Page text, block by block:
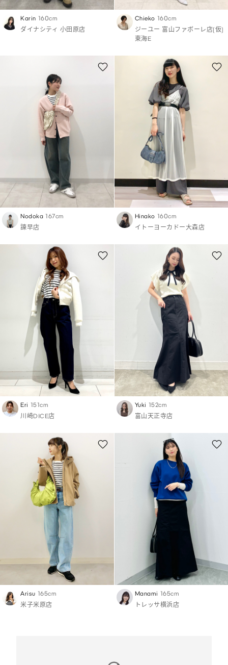
Karin 160cm
ダイナシティ 小田原店
Chieko 160cm
ジーユー 富山ファボーレ店(仮)
東海E
Nodoka 167cm
諫早店
Hinako 160cm
イトーヨーカドー大森店
Eri 151cm
川崎DICE店
Yuki 152cm
富山天正寺店
Arisu 165cm
米子米原店
Manami 165cm
トレッサ横浜店